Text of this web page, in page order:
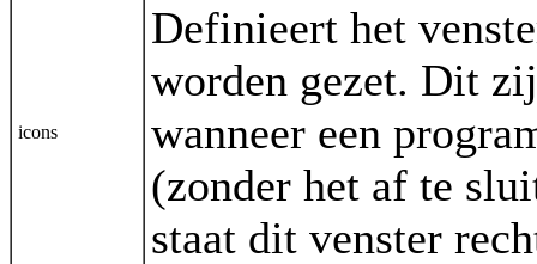
icons
Definieert het
worden gezet. Dit
wanneer een
(zonder het af te
staat dit venster